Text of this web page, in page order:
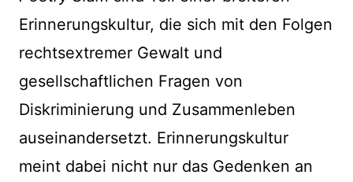
Erinnerungskultur, die sich mit den Folgen
rechtsextremer Gewalt und
gesellschaftlichen Fragen von
Diskriminierung und Zusammenleben
auseinandersetzt. Erinnerungskultur
meint dabei nicht nur das Gedenken an